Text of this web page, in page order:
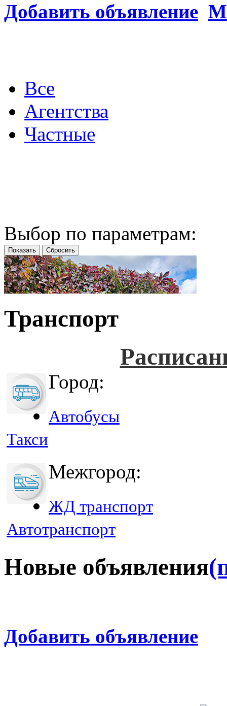
Добавить объявление
Все
Агентства
Частные
Выбор по параметрам:
Транспорт
Город:
Автобусы
Такси
Межгород:
ЖД транспорт
Автотранспорт
Новые объявления
Добавить объявление